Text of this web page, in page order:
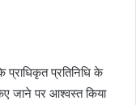
प्राधिकृत प्रतिनिधि के
जाने पर आश्वस्त किया